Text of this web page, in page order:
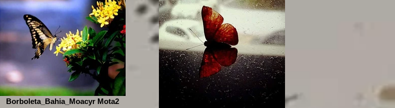
Borboleta_Bahia_Moacyr Mota2